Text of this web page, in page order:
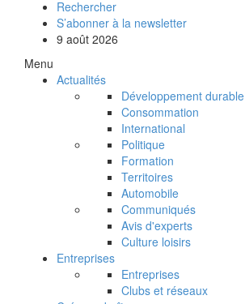
Rechercher
S’abonner à la newsletter
9 août 2026
Menu
Actualités
Développement durable
Consommation
International
Politique
Formation
Territoires
Automobile
Communiqués
Avis d'experts
Culture loisirs
Entreprises
Entreprises
Clubs et réseaux